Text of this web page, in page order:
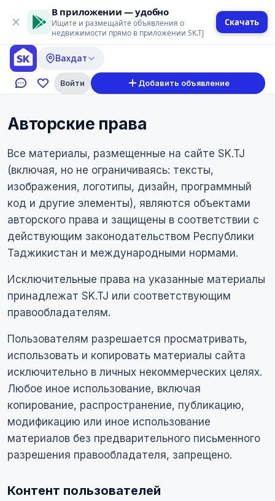
В приложении — удобно
Ищите и размещайте объявления о
недвижимости прямо в приложении SK.TJ
Скачать
Вахдат
Войти Добавить объявление
Авторские права
Все материалы, размещенные на сайте SK.TJ
(включая, но не ограничиваясь: тексты,
изображения, логотипы, дизайн, программный
код и другие элементы), являются объектами
авторского права и защищены в соответствии с
действующим законодательством Республики
Таджикистан и международными нормами.
Исключительные права на указанные материалы
принадлежат SK.TJ или соответствующим
правообладателям.
Пользователям разрешается просматривать,
использовать и копировать материалы сайта
исключительно в личных некоммерческих целях.
Любое иное использование, включая
копирование, распространение, публикацию,
модификацию или иное использование
материалов без предварительного письменного
разрешения правообладателя, запрещено.
Контент пользователей